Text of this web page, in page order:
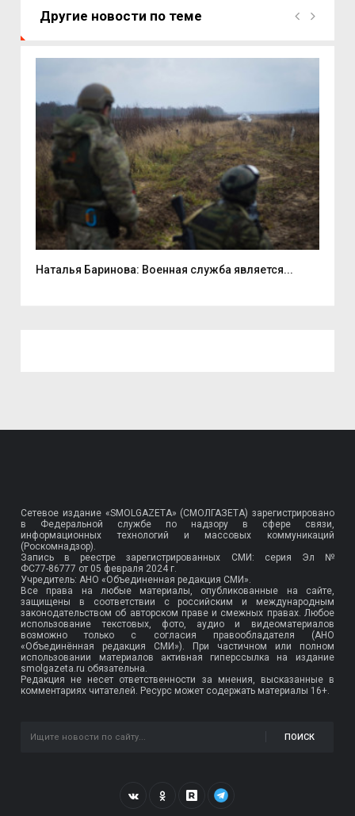
Другие новости по теме
Наталья Баринова: Военная служба является...
Сетевое издание «SMOLGAZETA» (СМОЛГАЗЕТА) зарегистрировано
в Федеральной службе по надзору в сфере связи,
информационных технологий и массовых коммуникаций
(Роскомнадзор).
Запись в реестре зарегистрированных СМИ: серия Эл №
ФС77-86777 от 05 февраля 2024 г.
Учредитель: АНО «Объединенная редакция СМИ».
Все права на любые материалы, опубликованные на сайте,
защищены в соответствии с российским и международным
законодательством об авторском праве и смежных правах. Любое
использование текстовых, фото, аудио и видеоматериалов
возможно только с согласия правообладателя (АНО
«Объединённая редакция СМИ»). При частичном или полном
использовании материалов активная гиперссылка на издание
smolgazeta.ru обязательна.
Редакция не несет ответственности за мнения, высказанные в
комментариях читателей. Ресурс может содержать материалы 16+.
ПОИСК